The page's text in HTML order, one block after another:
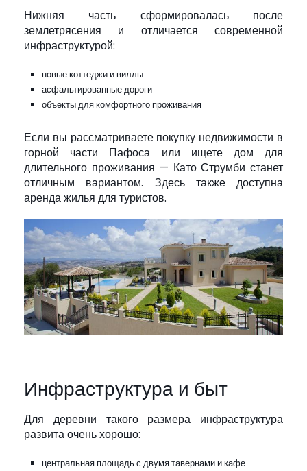
Нижняя часть сформировалась после
землетрясения и отличается современной
инфраструктурой:
новые коттеджи и виллы
асфальтированные дороги
объекты для комфортного проживания
Если вы рассматриваете покупку недвижимости в
горной части Пафоса или ищете дом для
длительного проживания — Като Струмби станет
отличным вариантом. Здесь также доступна
аренда жилья для туристов.
Инфраструктура и быт
Для деревни такого размера инфраструктура
развита очень хорошо:
центральная площадь с двумя тавернами и кафе